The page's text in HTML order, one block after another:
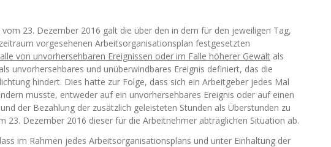
23. Dezember 2016 galt die über den in dem für den jeweiligen Tag,
vorgesehenen Arbeitsorganisationsplan festgesetzten
von unvorhersehbaren Ereignissen oder im Falle höherer Gewalt als
unvorhersehbares und unüberwindbares Ereignis definiert, das die
hindert. Dies hatte zur Folge, dass sich ein Arbeitgeber jedes Mal
musste, entweder auf ein unvorhersehbares Ereignis oder auf einen
der Bezahlung der zusätzlich geleisteten Stunden als Überstunden zu
23. Dezember 2016 dieser für die Arbeitnehmer abträglichen Situation ab.
im Rahmen jedes Arbeitsorganisationsplans und unter Einhaltung der